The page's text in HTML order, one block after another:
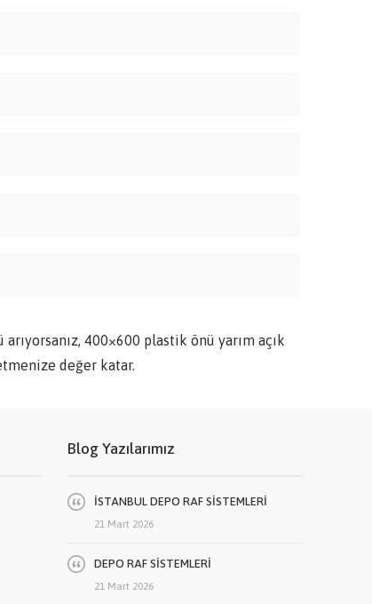
400×600 plastik önü yarım açık
değer katar.
Blog Yazılarımız
İSTANBUL DEPO RAF SİSTEMLERİ
21 Mart 2026
DEPO RAF SİSTEMLERİ
21 Mart 2026